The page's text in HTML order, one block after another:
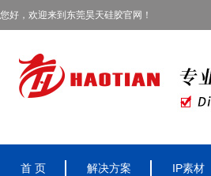
您好，欢迎来到东莞昊天硅胶官网！
首 页 解决方案 IP素材